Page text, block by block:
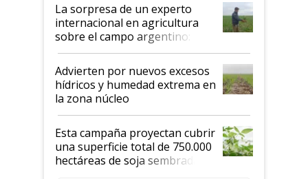
La sorpresa de un experto
internacional en agricultura
sobre el campo argentino:
"Estoy muy impresionado"
Advierten por nuevos excesos
hídricos y humedad extrema en
la zona núcleo
Esta campaña proyectan cubrir
una superficie total de 750.000
hectáreas de soja sembradas